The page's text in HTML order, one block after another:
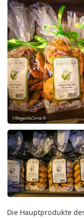
Die Hauptprodukte